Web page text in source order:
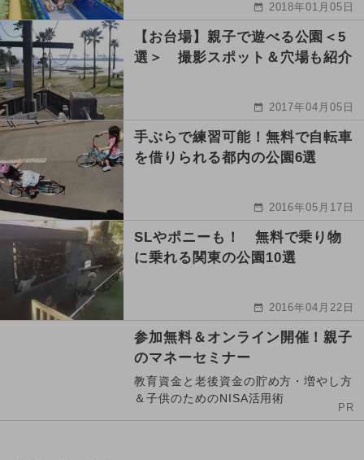
2018年01月05日
【お台場】親子で遊べる公園＜5
選＞ 撮影スポット＆穴場も紹介
2017年04月05日
手ぶらで練習可能！無料で自転車
を借りられる都内の公園6選
2016年05月17日
SLやポニーも！ 無料で乗り物
に乗れる関東の公園10選
2016年04月22日
参加無料＆オンライン開催！親子
のマネーセミナー
教育資金と老後資金の貯め方・増やし方
＆子供のためのNISA活用術
PR